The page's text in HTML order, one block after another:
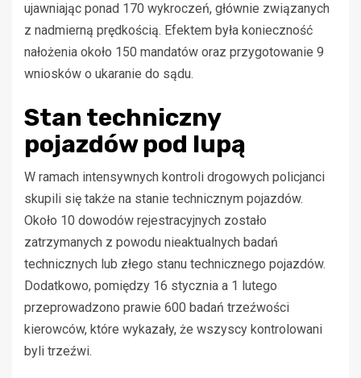
ujawniając ponad 170 wykroczeń, głównie związanych
z nadmierną prędkością. Efektem była konieczność
nałożenia około 150 mandatów oraz przygotowanie 9
wniosków o ukaranie do sądu.
Stan techniczny
pojazdów pod lupą
W ramach intensywnych kontroli drogowych policjanci
skupili się także na stanie technicznym pojazdów.
Około 10 dowodów rejestracyjnych zostało
zatrzymanych z powodu nieaktualnych badań
technicznych lub złego stanu technicznego pojazdów.
Dodatkowo, pomiędzy 16 stycznia a 1 lutego
przeprowadzono prawie 600 badań trzeźwości
kierowców, które wykazały, że wszyscy kontrolowani
byli trzeźwi.